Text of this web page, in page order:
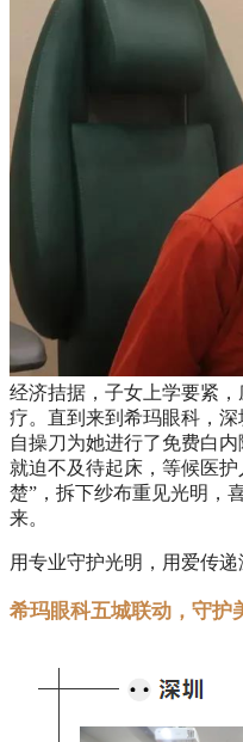
经济拮据，子女上学要紧
疗。直到来到希玛眼科，
自操刀为她进行了免费白
就迫不及待起床，等候医
楚”，拆下纱布重见光明，
来。
用专业守护光明，用爱传
希玛眼科五城联动，守护